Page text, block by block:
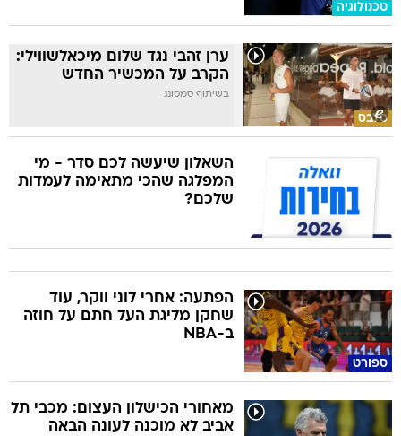
טכנולוגיה
סלבס
ערן זהבי נגד שלום מיכאלשווילי:
הקרב על המכשיר החדש
בשיתוף סמסונג
השאלון שיעשה לכם סדר - מי
המפלגה שהכי מתאימה לעמדות
שלכם?
ספורט
הפתעה: אחרי לוני ווקר, עוד
שחקן מליגת העל חתם על חוזה
ב-NBA
מאחורי הכישלון העצום: מכבי תל
אביב לא מוכנה לעונה הבאה